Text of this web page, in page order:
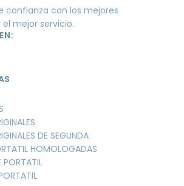
confianza con los mejores
mejor servicio.
DE SEGUNDA
HOMOLOGADAS
PORTATIL